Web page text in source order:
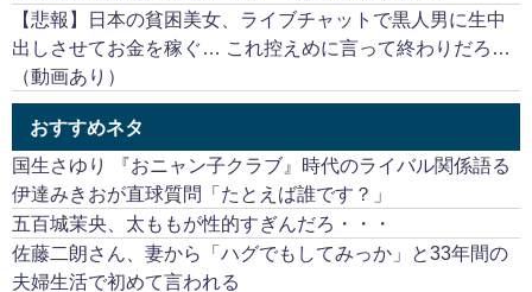
【悲報】日本の貧困美女、ライブチャットで黒人男に生中
出しさせてお金を稼ぐ… これ控えめに言って終わりだろ…
（動画あり）
おすすめネタ
国生さゆり 『おニャン子クラブ』時代のライバル関係語る
伊達みきおが直球質問「たとえば誰です？」
五百城茉央、太ももが性的すぎんだろ・・・
佐藤二朗さん、妻から「ハグでもしてみっか」と33年間の
夫婦生活で初めて言われる